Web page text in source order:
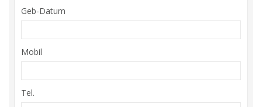
Geb-Datum
Mobil
Tel.